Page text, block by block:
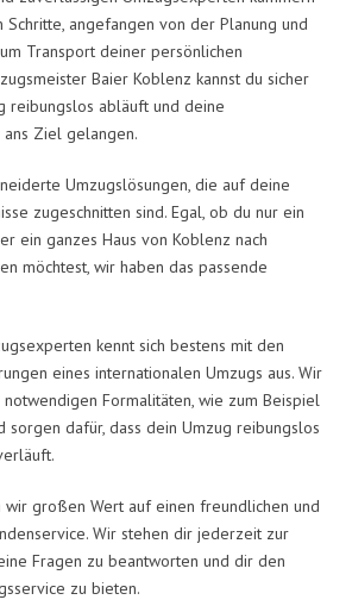
Schritte, angefangen von der Planung und
Transport deiner persönlichen
Baier Koblenz kannst du sicher
reibungslos abläuft und deine
Ziel gelangen.
Umzugslösungen, die auf deine
zugeschnitten sind. Egal, ob du nur ein
ein ganzes Haus von Koblenz nach
möchtest, wir haben das passende
kennt sich bestens mit den
eines internationalen Umzugs aus. Wir
Formalitäten, wie zum Beispiel
sorgen dafür, dass dein Umzug reibungslos
wir großen Wert auf einen freundlichen und
Wir stehen dir jederzeit zur
Fragen zu beantworten und dir den
zu bieten.